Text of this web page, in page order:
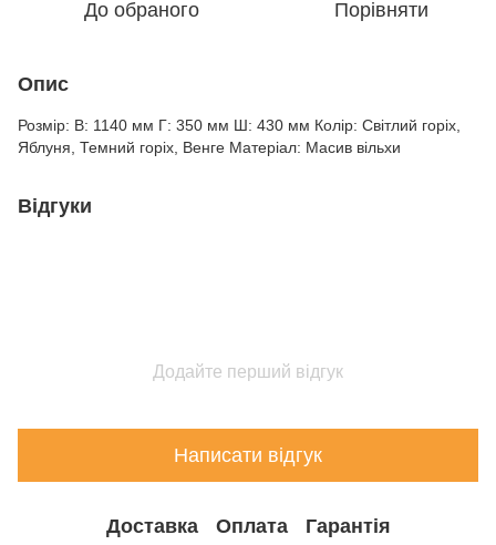
До обраного Порівняти
Опис
Розмір: В: 1140 мм Г: 350 мм Ш: 430 мм Колір: Світлий горіх,
Яблуня, Темний горіх, Венге Матеріал: Масив вільхи
Відгуки
Додайте перший відгук
Написати відгук
Доставка Оплата Гарантія